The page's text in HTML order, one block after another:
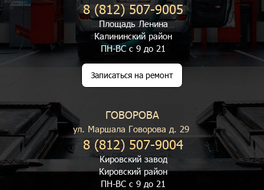
8 (812) 507-9005
Площадь Ленина
Калининский район
ПН-ВС с 9 до 21
Записаться на ремонт
ГОВОРОВА
ул. Маршала Говорова д. 29
8 (812) 507-9004
Кировский завод
Кировский район
ПН-ВС с 9 до 21